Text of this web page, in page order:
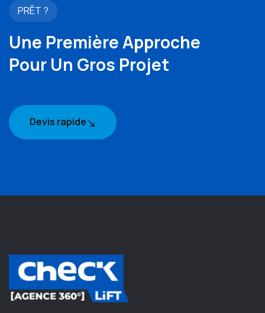
PRÊT ?
Une Première Approche
Pour Un Gros Projet
Devis rapide